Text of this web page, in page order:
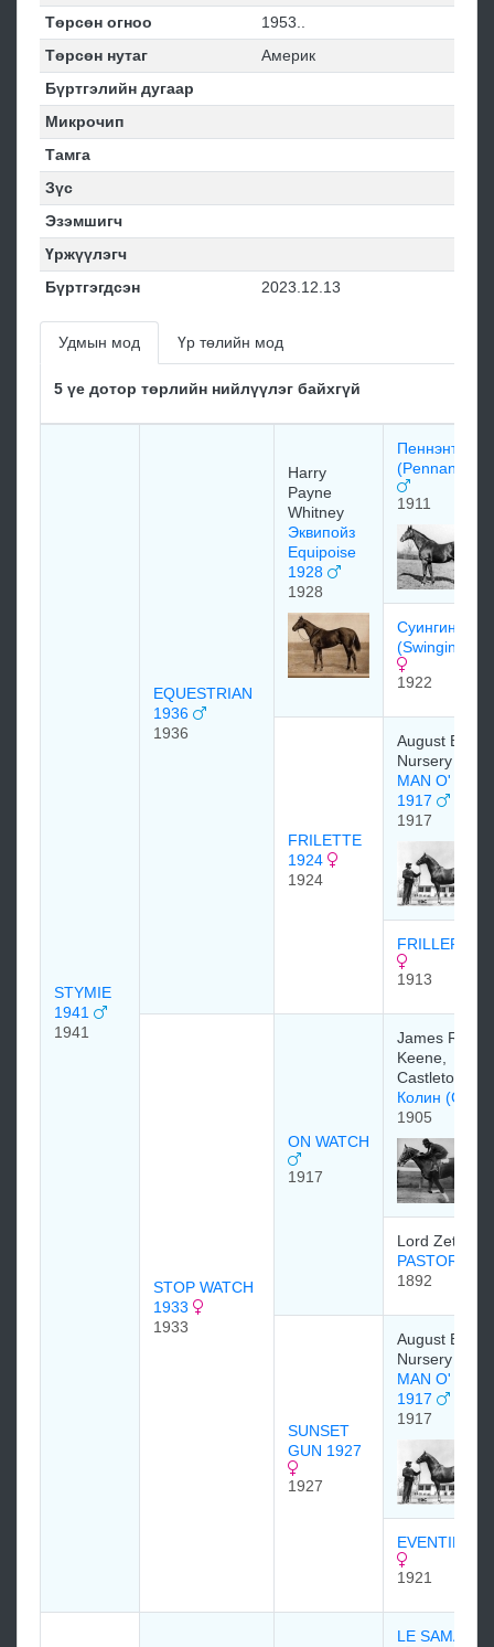
Төрсөн огноо
1953..
Төрсөн нутаг
Америк
Бүртгэлийн дугаар
Микрочип
Тамга
Зүс
Эзэмшигч
Үржүүлэгч
Бүртгэгдсэн
2023.12.13
Удмын мод Үр төлийн мод
5 үе дотор төрлийн нийлүүлэг байхгүй
STYMIE
1941
1941
EQUESTRIAN
1936
1936
Harry
Payne
Whitney
Эквипойз
Equipoise
1928
1928
Пеннэнт
(Pennant)
1911
Суингинг
(Swinging)
1922
FRILETTE
1924
1924
August
Nursery Stud
MAN O' WAR
1917
1917
FRILLERY
1913
STOP WATCH
1933
1933
ON WATCH
1917
James R.
Keene,
Castleton
Колин
1905
Lord Zetland.
1892
SUNSET
GUN 1927
1927
August
Nursery Stud
MAN O' WAR
1917
1917
EVENTIDE
1921
LE